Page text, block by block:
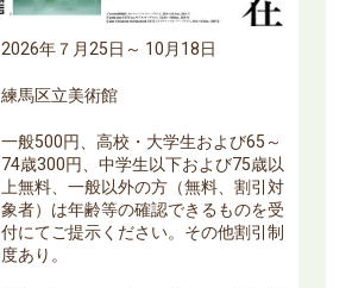
2026年７月25日～ 10月18日
練馬区立美術館
一般500円、高校・大学生および65～
74歳300円、中学生以下および75歳以
上無料、一般以外の方（無料、割引対
象者）は年齢等の確認できるものを受
付にてご提示ください。その他割引制
度あり。